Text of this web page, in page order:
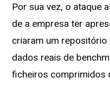
Por sua vez, o ataque
de a empresa ter
criaram um repositório
dados reais de
ficheiros comprimidos